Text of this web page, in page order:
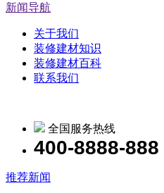
新闻导航
关于我们
装修建材知识
装修建材百科
联系我们
全国服务热线
400-8888-888
推荐新闻